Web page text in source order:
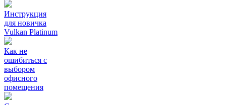
Инструкция
для новичка
Vulkan Platinum
Как не
ошибиться с
выбором
офисного
помещения